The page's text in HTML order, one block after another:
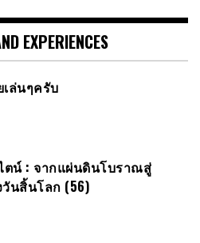
EXPERIENCES
ล่นๆครับ
ตน์ : จากแผ่นดินโบราณสู่
นสิ้นโลก (56)